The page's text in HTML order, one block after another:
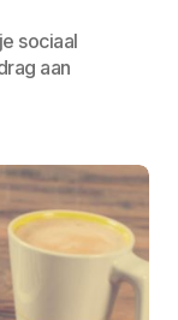
sociaal
aan